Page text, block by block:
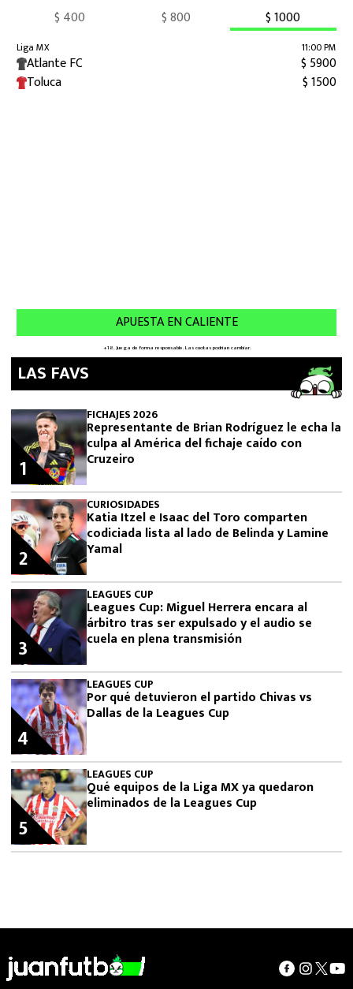
LAS FAVS
FICHAJES 2026
Representante de Brian Rodríguez le echa la
culpa al América del fichaje caído con
Cruzeiro
1
CURIOSIDADES
Katia Itzel e Isaac del Toro comparten
codiciada lista al lado de Belinda y Lamine
Yamal
2
LEAGUES CUP
Leagues Cup: Miguel Herrera encara al
árbitro tras ser expulsado y el audio se
cuela en plena transmisión
3
LEAGUES CUP
Por qué detuvieron el partido Chivas vs
Dallas de la Leagues Cup
4
LEAGUES CUP
Qué equipos de la Liga MX ya quedaron
eliminados de la Leagues Cup
5